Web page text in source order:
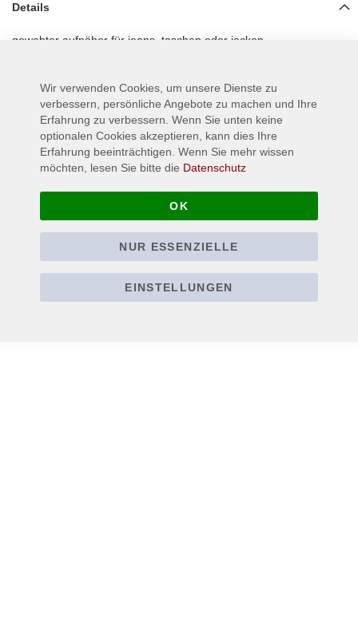
Details
gewebter aufnäher für jeans, taschen oder jacken
Mehr Informationen
Wir verwenden Cookies, um unsere Dienste zu
verbessern, persönliche Angebote zu machen und Ihre
Erfahrung zu verbessern. Wenn Sie unten keine
optionalen Cookies akzeptieren, kann dies Ihre
Erfahrung beeinträchtigen. Wenn Sie mehr wissen
möchten, lesen Sie bitte die Datenschutz
OK
NUR ESSENZIELLE
EINSTELLUNGEN